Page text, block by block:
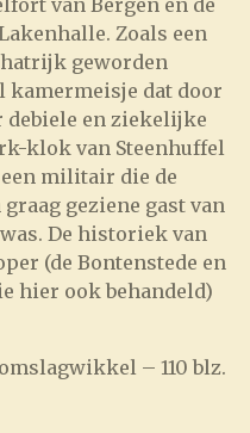
Zoals een
geworden
kamermeisje dat door
debiele en ziekelijke
klok van Steenhuffel
een militair die de
geziene gast van
De historiek van
(de Bontenstede en
hier ook behandeld)
– 110 blz.